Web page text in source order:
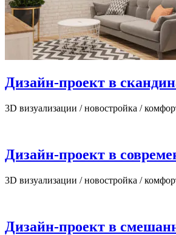
Дизайн-проект в
3D визуализации / новостройка /
Дизайн-проект в
3D визуализации / новостройка /
Дизайн-проект в